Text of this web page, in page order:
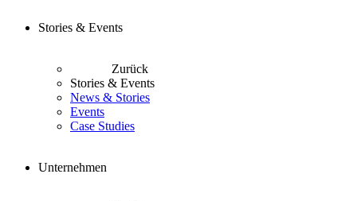
Stories & Events
Zurück
Stories & Events
News & Stories
Events
Case Studies
Unternehmen